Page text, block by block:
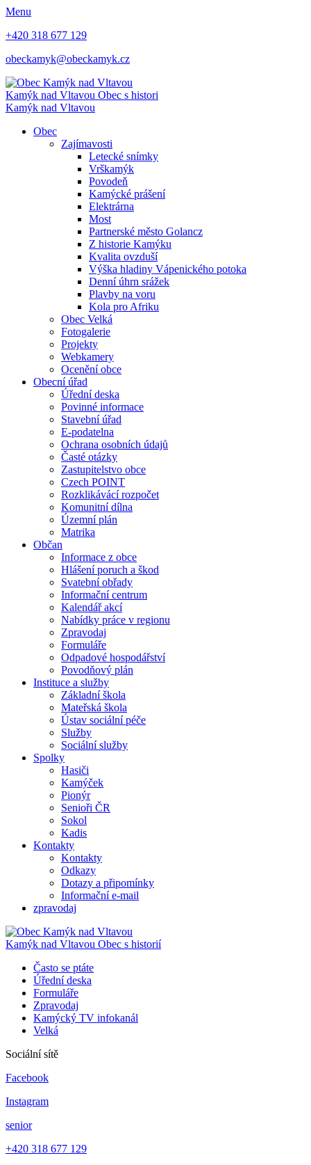
Menu
+420 318 677 129
obeckamyk@obeckamyk.cz
Kamýk nad Vltavou Obec s histori
Kamýk nad Vltavou
Obec
Zajímavosti
Letecké snímky
Vrškamýk
Povodeň
Kamýcké prášení
Elektrárna
Most
Partnerské město Golancz
Z historie Kamýku
Kvalita ovzduší
Výška hladiny Vápenického potoka
Denní úhrn srážek
Plavby na voru
Kola pro Afriku
Obec Velká
Fotogalerie
Projekty
Webkamery
Ocenění obce
Obecní úřad
Úřední deska
Povinné informace
Stavební úřad
E-podatelna
Ochrana osobních údajů
Časté otázky
Zastupitelstvo obce
Czech POINT
Rozklikávácí rozpočet
Komunitní dílna
Územní plán
Matrika
Občan
Informace z obce
Hlášení poruch a škod
Svatební obřady
Informační centrum
Kalendář akcí
Nabídky práce v regionu
Zpravodaj
Formuláře
Odpadové hospodářství
Povodňový plán
Instituce a služby
Základní škola
Mateřská škola
Ústav sociální péče
Služby
Sociální služby
Spolky
Hasiči
Kamýček
Pionýr
Senioři ČR
Sokol
Kadis
Kontakty
Kontakty
Odkazy
Dotazy a připomínky
Informační e-mail
zpravodaj
Kamýk nad Vltavou Obec s historií
Často se ptáte
Úřední deska
Formuláře
Zpravodaj
Kamýcký TV infokanál
Velká
Sociální sítě
Facebook
Instagram
senior
+420 318 677 129